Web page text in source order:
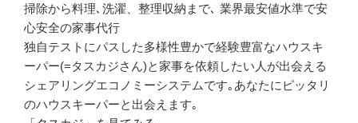
掃除から料理､洗濯、整理収納まで､ 業界最安値水準で安
心安全の家事代行
独自テストにパスした多様性豊かで経験豊富なハウスキ
ーパー(=タスカジさん)と家事を依頼したい人が出会える
シェアリングエコノミーシステムです｡あなたにピッタリ
のハウスキーパーと出会えます｡